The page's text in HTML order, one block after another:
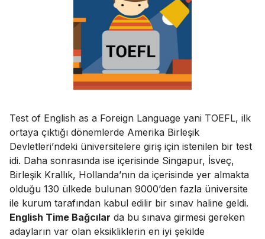
Test of English as a Foreign Language yani TOEFL, ilk
ortaya çıktığı dönemlerde Amerika Birleşik
Devletleri’ndeki üniversitelere giriş için istenilen bir test
idi. Daha sonrasında ise içerisinde Singapur, İsveç,
Birleşik Krallık, Hollanda’nın da içerisinde yer almakta
olduğu 130 ülkede bulunan 9000’den fazla üniversite
ile kurum tarafından kabul edilir bir sınav haline geldi.
English Time Bağcılar da bu sınava girmesi gereken
adayların var olan eksikliklerin en iyi şekilde